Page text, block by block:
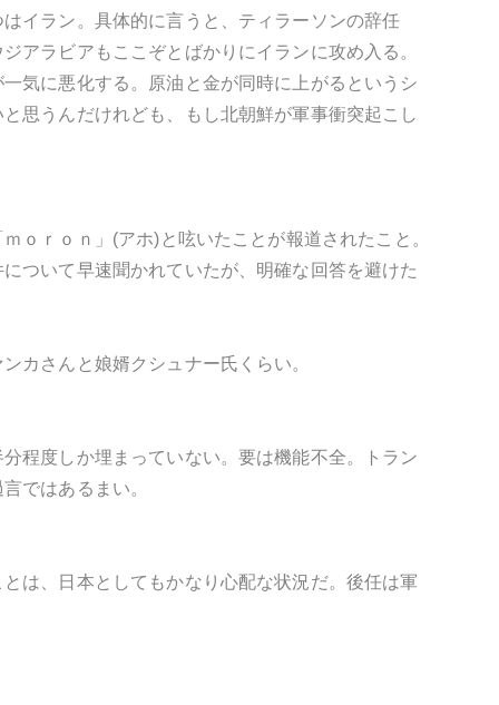
イラン。具体的に言うと、ティラーソンの辞任
アラビアもここぞとばかりにイランに攻め入る。
気に悪化する。原油と金が同時に上がるというシ
思うんだけれども、もし北朝鮮が軍事衝突起こし
ｏｒｏｎ」(アホ)と呟いたことが報道されたこと。
ついて早速聞かれていたが、明確な回答を避けた
カさんと娘婿クシュナー氏くらい。
程度しか埋まっていない。要は機能不全。トラン
ではあるまい。
は、日本としてもかなり心配な状況だ。後任は軍